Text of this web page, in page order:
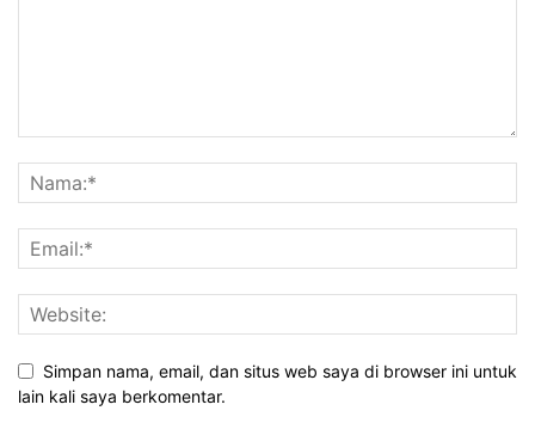
Simpan nama, email, dan situs web saya di browser ini untuk
lain kali saya berkomentar.